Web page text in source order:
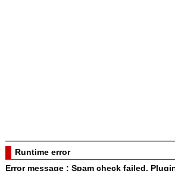
Runtime error
Error message : Spam check failed.